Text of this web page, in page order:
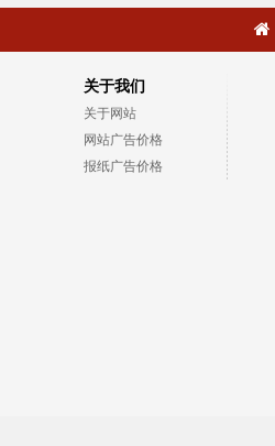
关于我们
关于网站
网站广告价格
报纸广告价格